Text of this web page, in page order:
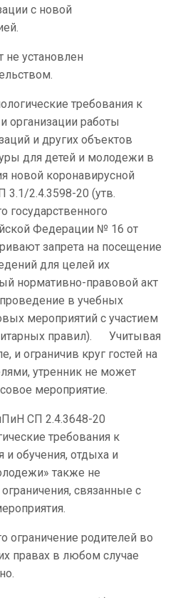
с новой
не установлен
требования к
организации работы
и других объектов
для детей и молодежи в
новой коронавирусной
3.1/2.4.3598-20 (утв.
государственного
Федерации № 16 от
запрета на посещение
для целей их
нормативно-правовой акт
в учебных
мероприятий с участием
правил). Учитывая
и ограничив круг гостей на
утренник не может
мероприятие.
СП 2.4.3648-20
требования к
и обучения, отдыха и
также не
связанные с
ограничение родителей во
правах в любом случае